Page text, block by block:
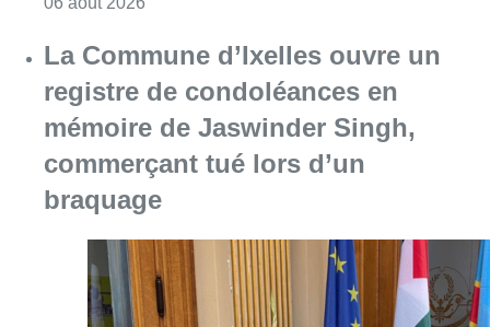
06 août 2026 Consulter l'article "La Commune d’Ixelles